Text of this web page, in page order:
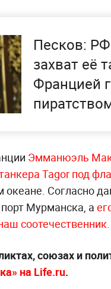
Песков: РФ
захват её
Францией
Эмманюэль
Tagor под
океане. Согласно
Мурманска, а
соотечественник.
союзах и
на Life.ru.